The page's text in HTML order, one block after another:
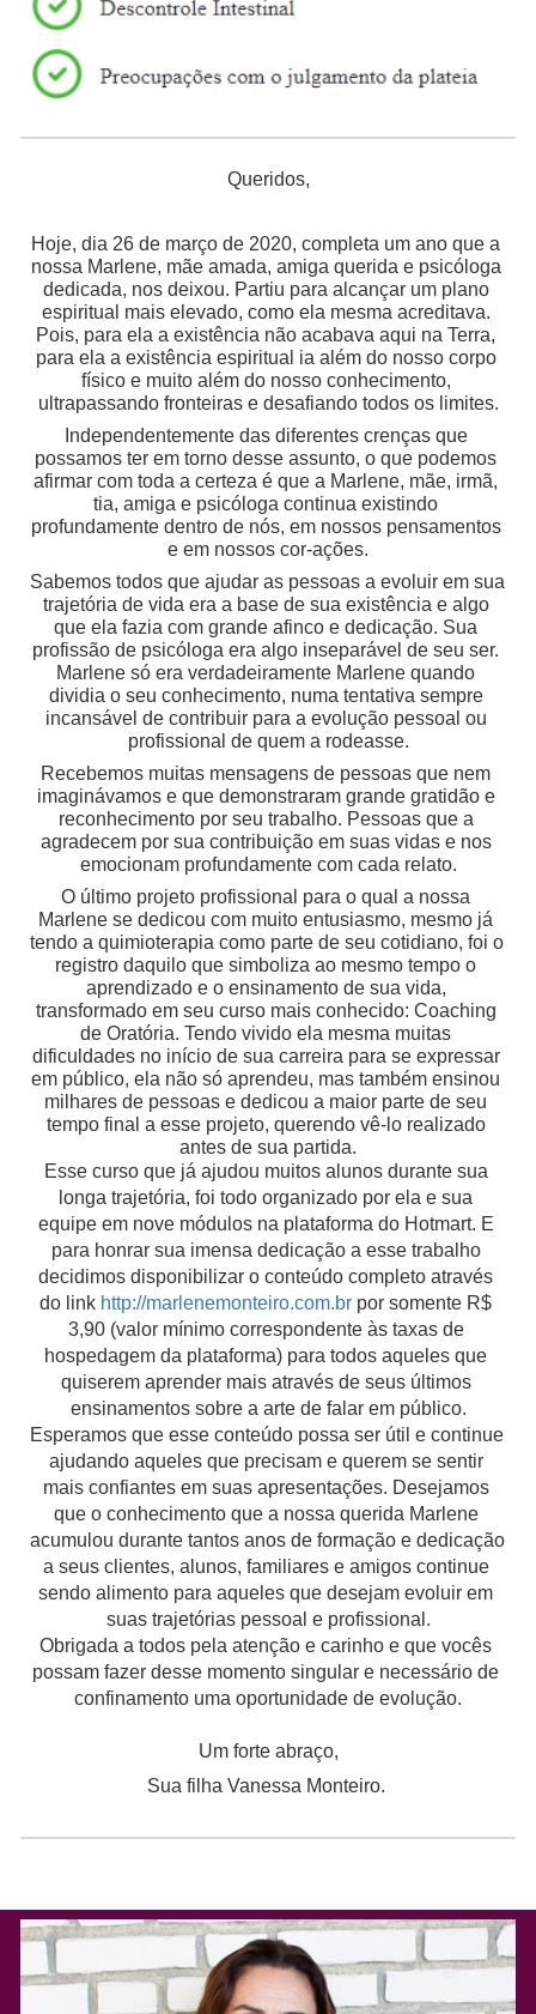
Queridos,
Hoje, dia 26 de março de 2020, completa um ano que a
nossa Marlene, mãe amada, amiga querida e psicóloga
dedicada, nos deixou. Partiu para alcançar um plano
espiritual mais elevado, como ela mesma acreditava.
Pois, para ela a existência não acabava aqui na Terra,
para ela a existência espiritual ia além do nosso corpo
físico e muito além do nosso conhecimento,
ultrapassando fronteiras e desafiando todos os limites.
Independentemente das diferentes crenças que
possamos ter em torno desse assunto, o que podemos
afirmar com toda a certeza é que a Marlene, mãe, irmã,
tia, amiga e psicóloga continua existindo
profundamente dentro de nós, em nossos pensamentos
e em nossos cor-ações.
Sabemos todos que ajudar as pessoas a evoluir em sua
trajetória de vida era a base de sua existência e algo
que ela fazia com grande afinco e dedicação. Sua
profissão de psicóloga era algo inseparável de seu ser.
Marlene só era verdadeiramente Marlene quando
dividia o seu conhecimento, numa tentativa sempre
incansável de contribuir para a evolução pessoal ou
profissional de quem a rodeasse.
Recebemos muitas mensagens de pessoas que nem
imaginávamos e que demonstraram grande gratidão e
reconhecimento por seu trabalho. Pessoas que a
agradecem por sua contribuição em suas vidas e nos
emocionam profundamente com cada relato.
O último projeto profissional para o qual a nossa
Marlene se dedicou com muito entusiasmo, mesmo já
tendo a quimioterapia como parte de seu cotidiano, foi o
registro daquilo que simboliza ao mesmo tempo o
aprendizado e o ensinamento de sua vida,
transformado em seu curso mais conhecido: Coaching
de Oratória. Tendo vivido ela mesma muitas
dificuldades no início de sua carreira para se expressar
em público, ela não só aprendeu, mas também ensinou
milhares de pessoas e dedicou a maior parte de seu
tempo final a esse projeto, querendo vê-lo realizado
antes de sua partida.
Esse curso que já ajudou muitos alunos durante sua
longa trajetória, foi todo organizado por ela e sua
equipe em nove módulos na plataforma do Hotmart. E
para honrar sua imensa dedicação a esse trabalho
decidimos disponibilizar o conteúdo completo através
do link http://marlenemonteiro.com.br por somente R$
3,90 (valor mínimo correspondente às taxas de
hospedagem da plataforma) para todos aqueles que
quiserem aprender mais através de seus últimos
ensinamentos sobre a arte de falar em público.
Esperamos que esse conteúdo possa ser útil e continue
ajudando aqueles que precisam e querem se sentir
mais confiantes em suas apresentações. Desejamos
que o conhecimento que a nossa querida Marlene
acumulou durante tantos anos de formação e dedicação
a seus clientes, alunos, familiares e amigos continue
sendo alimento para aqueles que desejam evoluir em
suas trajetórias pessoal e profissional.
Obrigada a todos pela atenção e carinho e que vocês
possam fazer desse momento singular e necessário de
confinamento uma oportunidade de evolução.
Um forte abraço,
Sua filha Vanessa Monteiro.